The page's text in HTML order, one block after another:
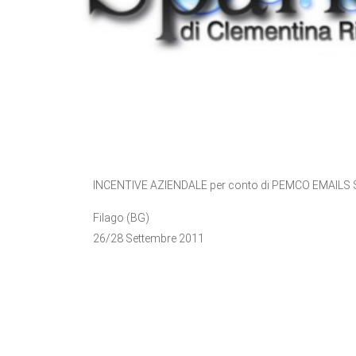
INCENTIVE AZIENDALE per conto di PEMCO EMAILS
Filago (BG)
26/28 Settembre 2011